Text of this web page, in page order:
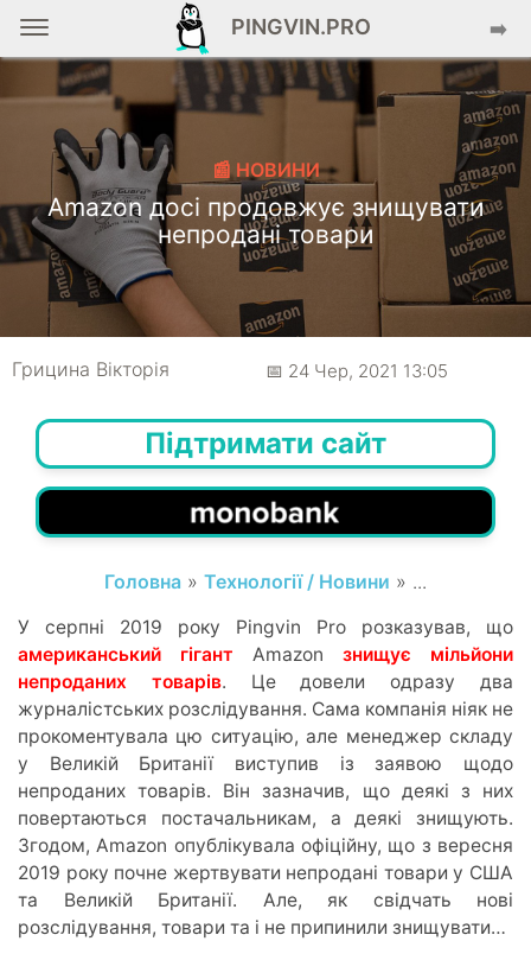
PINGVIN.PRO ➡️
📰 НОВИНИ
Amazon досі продовжує знищувати
непродані товари
Грицина Вікторія 📅 24 Чер, 2021 13:05
Підтримати сайт
Головна » Технології / Новини » ...
У серпні 2019 року Pingvin Pro розказував, що
американський гігант Amazon знищує мільйони
непроданих товарів. Це довели одразу два
журналістських розслідування. Сама компанія ніяк не
прокоментувала цю ситуацію, але менеджер складу
у Великій Британії виступив із заявою щодо
непроданих товарів. Він зазначив, що деякі з них
повертаються постачальникам, а деякі знищують.
Згодом, Amazon опублікувала офіційну, що з вересня
2019 року почне жертвувати непродані товари у США
та Великій Британії. Але, як свідчать нові
розслідування, товари та і не припинили знищувати…